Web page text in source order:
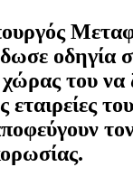
οδηγία
του να
εταιρείες